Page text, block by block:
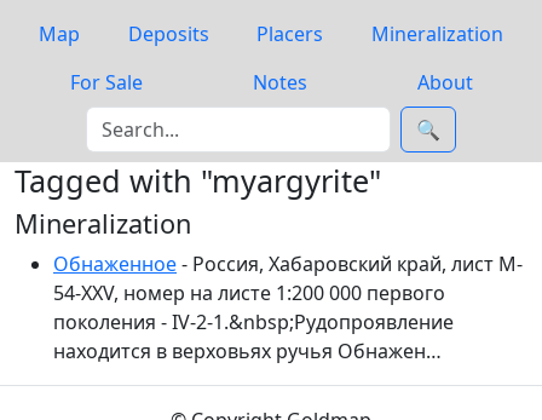
Map Deposits Placers
Mineralization
For Sale
Notes
About
🔍
Tagged with "myargyrite"
Mineralization
Обнаженное- Россия, Хабаровский край, лист M-
54-XXV, номер на листе 1:200 000 первого
поколения - IV-2-1.&nbsp;Рудопроявление
находится в верховьях ручья Обнажен…